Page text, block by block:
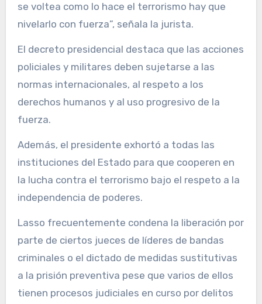
se voltea como lo hace el terrorismo hay que
nivelarlo con fuerza”, señala la jurista.
El decreto presidencial destaca que las acciones
policiales y militares deben sujetarse a las
normas internacionales, al respeto a los
derechos humanos y al uso progresivo de la
fuerza.
Además, el presidente exhortó a todas las
instituciones del Estado para que cooperen en
la lucha contra el terrorismo bajo el respeto a la
independencia de poderes.
Lasso frecuentemente condena la liberación por
parte de ciertos jueces de líderes de bandas
criminales o el dictado de medidas sustitutivas
a la prisión preventiva pese que varios de ellos
tienen procesos judiciales en curso por delitos